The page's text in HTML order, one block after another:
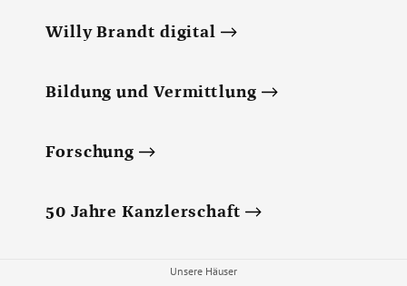
Willy Brandt digital
Bildung und Vermittlung
Forschung
50 Jahre Kanzlerschaft
Unsere Häuser